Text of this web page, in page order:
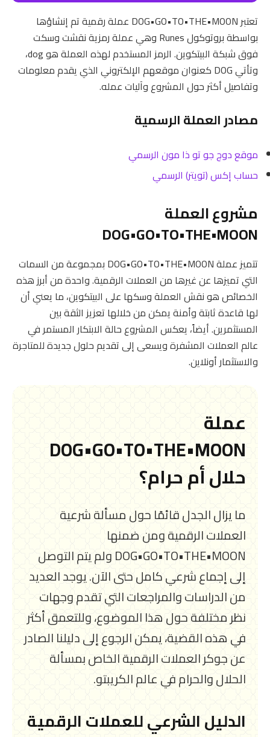
تعتبر DOG•GO•TO•THE•MOON عملة رقمية تم إنشاؤها
بواسطة بروتوكول Runes وهي عملة رمزية نقشت وسكت
فوق شبكة البيتكوين. الرمز المستخدم لهذه العملة هو dog،
وتأتي DOG كعنوان موقعهم الإلكتروني الذي يقدم معلومات
وتفاصيل أكثر حول المشروع وآليات عمله.
مصادر العملة الرسمية
موقع دوج جو تو ذا مون الرسمي
حساب إكس (تويتر) الرسمي
مشروع العملة
DOG•GO•TO•THE•MOON
تتميز عملة DOG•GO•TO•THE•MOON بمجموعة من السمات
التي تميزها عن غيرها من العملات الرقمية. واحدة من أبرز هذه
الخصائص هو نقش العملة وسكها على البيتكوين، ما يعني أن
لها قاعدة ثابتة وأمنة يمكن من خلالها تعزيز الثقة بين
المستثمرين. أيضاً، يعكس المشروع حالة الابتكار المستمر في
عالم العملات المشفرة ويسعى إلى تقديم حلول جديدة للمتاجرة
والاستثمار أونلاين.
عملة
DOG•GO•TO•THE•MOON
حلال أم حرام؟
ما يزال الجدل قائمًا حول مسألة شرعية
العملات الرقمية ومن ضمنها
DOG•GO•TO•THE•MOON ولم يتم التوصل
إلى إجماع شرعي كامل حتى الآن. يوجد العديد
من الدراسات والمراجعات التي تقدم وجهات
نظر مختلفة حول هذا الموضوع، وللتعمق أكثر
في هذه القضية، يمكن الرجوع إلى دليلنا الصادر
عن جوكر العملات الرقمية الخاص بمسألة
الحلال والحرام في عالم الكريبتو.
الدليل الشرعي للعملات الرقمية